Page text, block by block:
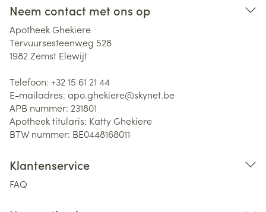
Neem contact met ons op
Apotheek Ghekiere
Tervuursesteenweg 528
1982 Zemst Elewijt
Telefoon: +32 15 61 21 44
E-mailadres: apo.ghekiere@skynet.be
APB nummer: 231801
Apotheek titularis: Katty Ghekiere
BTW nummer: BE0448168011
Klantenservice
FAQ